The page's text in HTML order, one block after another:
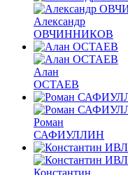
Александр
ОВЧИННИКОВ
Алан
ОСТАЕВ
Роман
САФИУЛЛИН
Константин